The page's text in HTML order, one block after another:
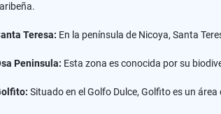
Teresa: En la península de Nicoya, Santa
Peninsula: Esta zona es conocida por su
Situado en el Golfo Dulce, Golfito es un